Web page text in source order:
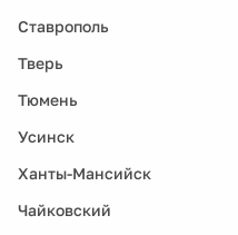
Ставрополь
Тверь
Тюмень
Усинск
Ханты-Мансийск
Чайковский